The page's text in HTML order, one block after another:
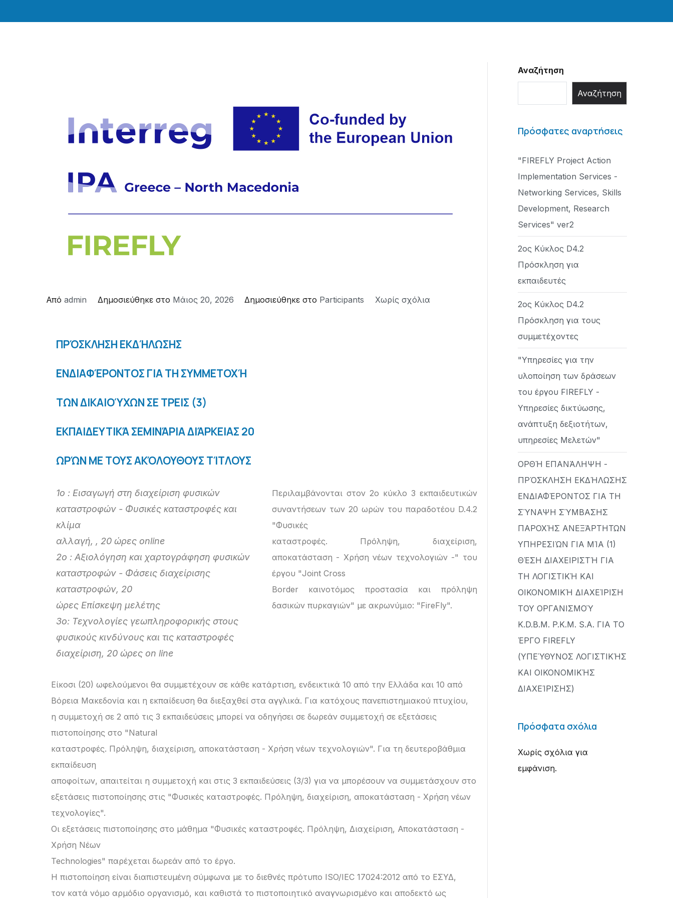
Από admin Δημοσιεύθηκε στο Μάιος 20, 2026 Δημοσιεύθηκε στο Participants Χωρίς σχόλια
ΠΡΌΣΚΛΗΣΗ ΕΚΔΉΛΩΣΗΣ
ΕΝΔΙΑΦΈΡΟΝΤΟΣ ΓΙΑ ΤΗ ΣΥΜΜΕΤΟΧΉ
ΤΩΝ ΔΙΚΑΙΟΎΧΩΝ ΣΕ ΤΡΕΙΣ (3)
ΕΚΠΑΙΔΕΥΤΙΚΆ ΣΕΜΙΝΆΡΙΑ ΔΙΆΡΚΕΙΑΣ 20
ΩΡΏΝ ΜΕ ΤΟΥΣ ΑΚΌΛΟΥΘΟΥΣ ΤΊΤΛΟΥΣ
1ο : Εισαγωγή στη διαχείριση φυσικών
καταστροφών - Φυσικές καταστροφές και
κλίμα
αλλαγή, , 20 ώρες online
2ο : Αξιολόγηση και χαρτογράφηση φυσικών
καταστροφών - Φάσεις διαχείρισης
καταστροφών, 20
ώρες Επίσκεψη μελέτης
3ο: Τεχνολογίες γεωπληροφορικής στους
φυσικούς κινδύνους και τις καταστροφές
διαχείριση, 20 ώρες on line
Περιλαμβάνονται στον 2ο κύκλο 3 εκπαιδευτικών
συναντήσεων των 20 ωρών του παραδοτέου D.4.2
"Φυσικές
καταστροφές. Πρόληψη, διαχείριση,
αποκατάσταση - Χρήση νέων τεχνολογιών -" του
έργου "Joint Cross
Border καινοτόμος προστασία και πρόληψη
δασικών πυρκαγιών" με ακρωνύμιο: "FireFly".
Είκοσι (20) ωφελούμενοι θα συμμετέχουν σε κάθε κατάρτιση, ενδεικτικά 10 από την Ελλάδα και 10 από
Βόρεια Μακεδονία και η εκπαίδευση θα διεξαχθεί στα αγγλικά. Για κατόχους πανεπιστημιακού πτυχίου,
η συμμετοχή σε 2 από τις 3 εκπαιδεύσεις μπορεί να οδηγήσει σε δωρεάν συμμετοχή σε εξετάσεις
πιστοποίησης στο "Natural
καταστροφές. Πρόληψη, διαχείριση, αποκατάσταση - Χρήση νέων τεχνολογιών". Για τη δευτεροβάθμια
εκπαίδευση
αποφοίτων, απαιτείται η συμμετοχή και στις 3 εκπαιδεύσεις (3/3) για να μπορέσουν να συμμετάσχουν στο
εξετάσεις πιστοποίησης στις "Φυσικές καταστροφές. Πρόληψη, διαχείριση, αποκατάσταση - Χρήση νέων
τεχνολογίες".
Οι εξετάσεις πιστοποίησης στο μάθημα "Φυσικές καταστροφές. Πρόληψη, Διαχείριση, Αποκατάσταση -
Χρήση Νέων
Technologies" παρέχεται δωρεάν από το έργο.
Η πιστοποίηση είναι διαπιστευμένη σύμφωνα με το διεθνές πρότυπο ISO/IEC 17024:2012 από το ΕΣΥΔ,
τον κατά νόμο αρμόδιο οργανισμό, και καθιστά το πιστοποιητικό αναγνωρισμένο και αποδεκτό ως
Αναζήτηση
Αναζήτηση
Πρόσφατες αναρτήσεις
"FIREFLY Project Action
Implementation Services -
Networking Services, Skills
Development, Research
Services" ver2
2ος Κύκλος D4.2
Πρόσκληση για
εκπαιδευτές
2ος Κύκλος D4.2
Πρόσκληση για τους
συμμετέχοντες
"Υπηρεσίες για την
υλοποίηση των δράσεων
του έργου FIREFLY -
Υπηρεσίες δικτύωσης,
ανάπτυξη δεξιοτήτων,
υπηρεσίες Μελετών"
ΟΡΘΉ ΕΠΑΝΆΛΗΨΗ -
ΠΡΌΣΚΛΗΣΗ ΕΚΔΉΛΩΣΗΣ
ΕΝΔΙΑΦΈΡΟΝΤΟΣ ΓΙΑ ΤΗ
ΣΎΝΑΨΗ ΣΎΜΒΑΣΗΣ
ΠΑΡΟΧΉΣ ΑΝΕΞΆΡΤΗΤΩΝ
ΥΠΗΡΕΣΙΏΝ ΓΙΑ ΜΊΑ (1)
ΘΈΣΗ ΔΙΑΧΕΙΡΙΣΤΉ ΓΙΑ
ΤΗ ΛΟΓΙΣΤΙΚΉ ΚΑΙ
ΟΙΚΟΝΟΜΙΚΉ ΔΙΑΧΕΊΡΙΣΗ
ΤΟΥ ΟΡΓΑΝΙΣΜΟΎ
K.D.B.M. P.K.M. S.A. ΓΙΑ ΤΟ
ΈΡΓΟ FIREFLY
(ΥΠΕΎΘΥΝΟΣ ΛΟΓΙΣΤΙΚΉΣ
ΚΑΙ ΟΙΚΟΝΟΜΙΚΉΣ
ΔΙΑΧΕΊΡΙΣΗΣ)
Πρόσφατα σχόλια
Χωρίς σχόλια για
εμφάνιση.